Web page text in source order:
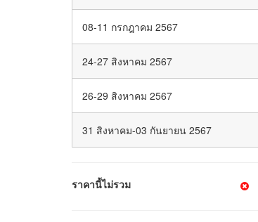
08-11 กรกฎาคม 2567
24-27 สิงหาคม 2567
26-29 สิงหาคม 2567
31 สิงหาคม-03 กันยายน 2567
ราคานี้ไม่รวม